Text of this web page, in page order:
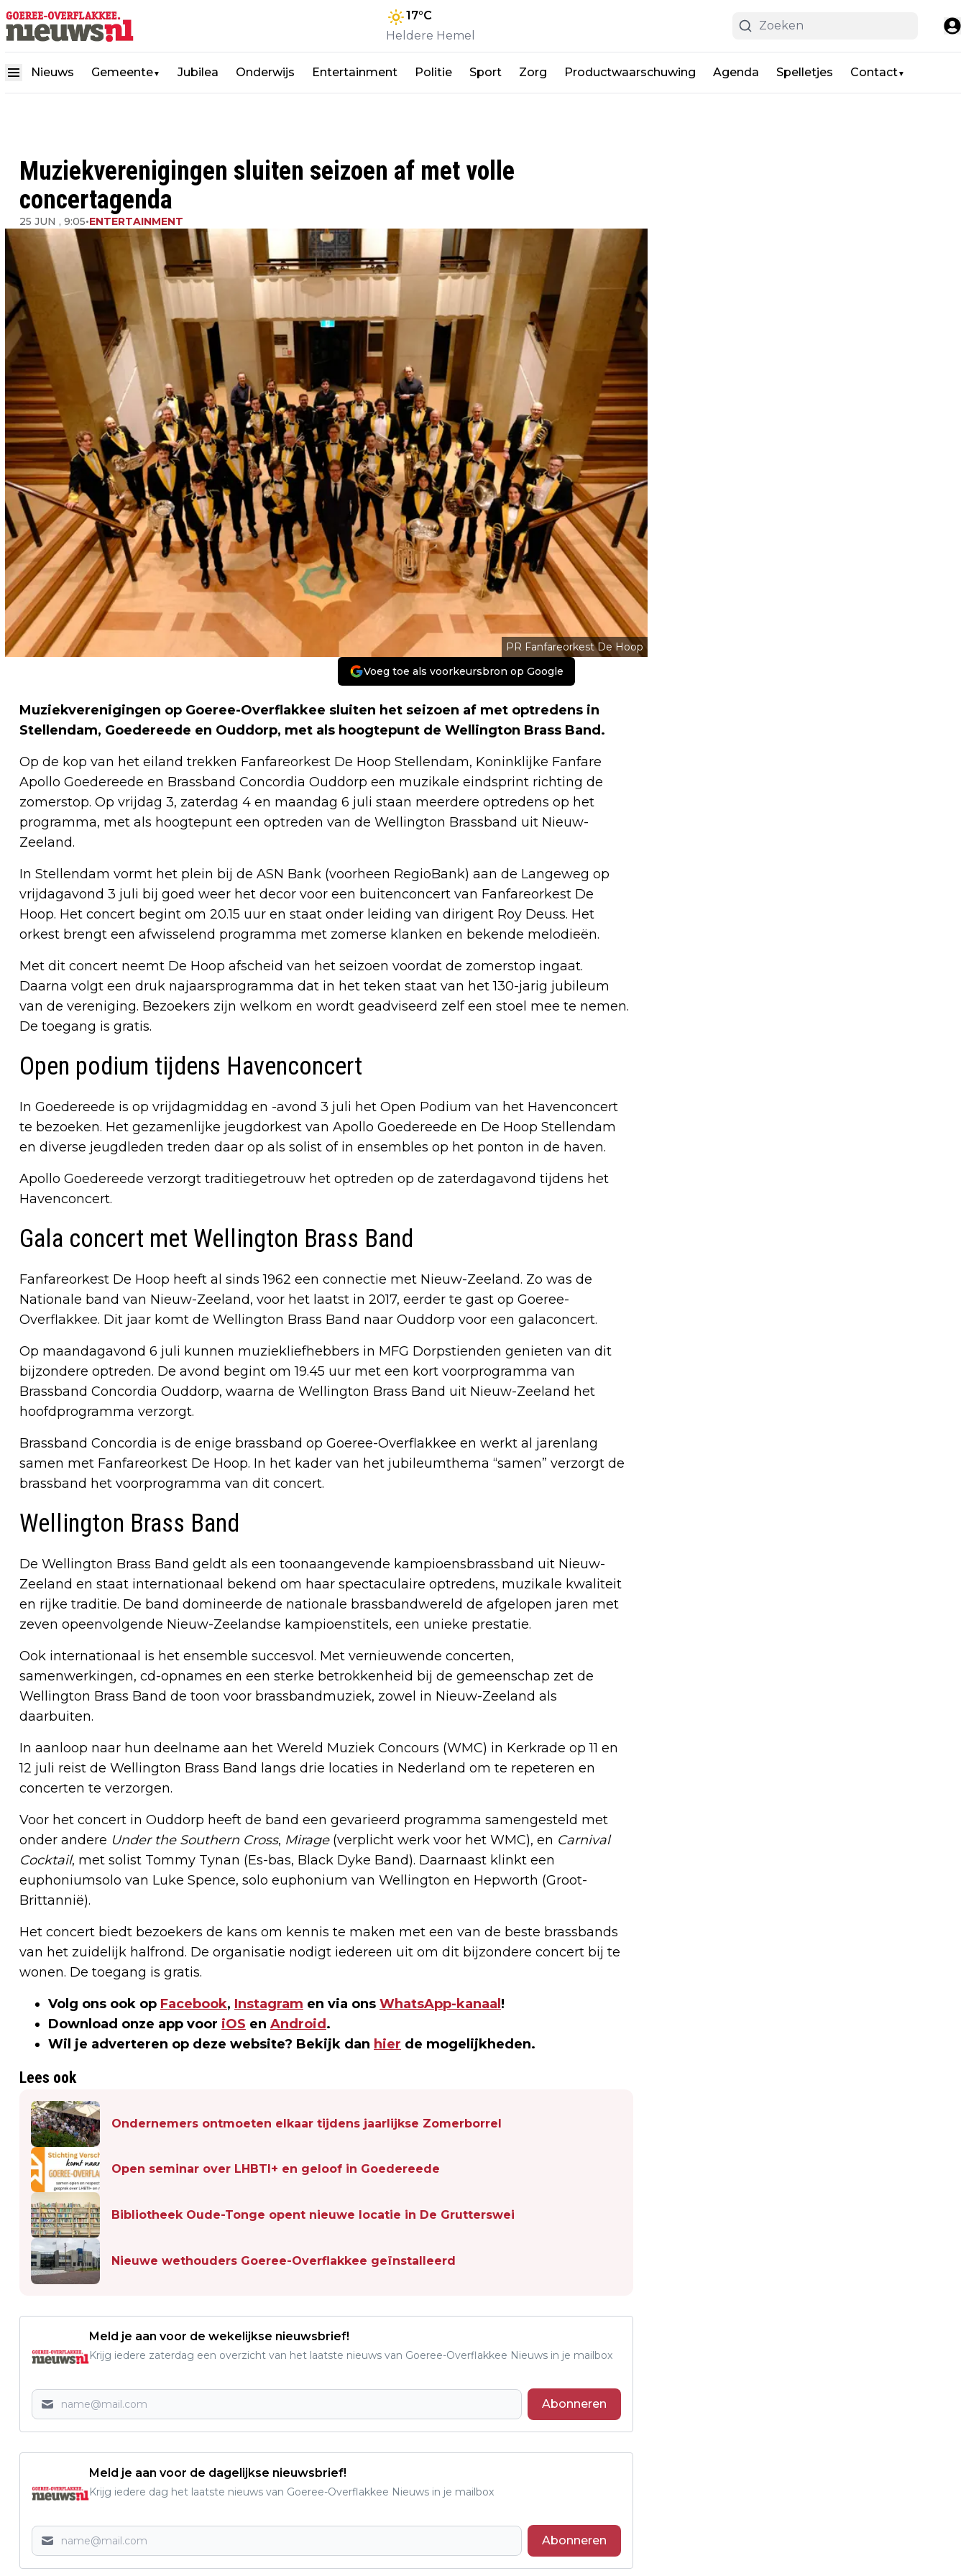
17°C
Heldere Hemel
Nieuws Gemeente▼ Jubilea Onderwijs Entertainment Politie Sport Zorg Productwaarschuwing Agenda Spelletjes Contact▼
Muziekverenigingen sluiten seizoen af met volle
concertagenda
25 JUN , 9:05•ENTERTAINMENT
PR Fanfareorkest De Hoop
Voeg toe als voorkeursbron op Google
Muziekverenigingen op Goeree-Overflakkee sluiten het seizoen af met optredens in
Stellendam, Goedereede en Ouddorp, met als hoogtepunt de Wellington Brass Band.
Op de kop van het eiland trekken Fanfareorkest De Hoop Stellendam, Koninklijke Fanfare
Apollo Goedereede en Brassband Concordia Ouddorp een muzikale eindsprint richting de
zomerstop. Op vrijdag 3, zaterdag 4 en maandag 6 juli staan meerdere optredens op het
programma, met als hoogtepunt een optreden van de Wellington Brassband uit Nieuw-
Zeeland.
In Stellendam vormt het plein bij de ASN Bank (voorheen RegioBank) aan de Langeweg op
vrijdagavond 3 juli bij goed weer het decor voor een buitenconcert van Fanfareorkest De
Hoop. Het concert begint om 20.15 uur en staat onder leiding van dirigent Roy Deuss. Het
orkest brengt een afwisselend programma met zomerse klanken en bekende melodieën.
Met dit concert neemt De Hoop afscheid van het seizoen voordat de zomerstop ingaat.
Daarna volgt een druk najaarsprogramma dat in het teken staat van het 130-jarig jubileum
van de vereniging. Bezoekers zijn welkom en wordt geadviseerd zelf een stoel mee te nemen.
De toegang is gratis.
Open podium tijdens Havenconcert
In Goedereede is op vrijdagmiddag en -avond 3 juli het Open Podium van het Havenconcert
te bezoeken. Het gezamenlijke jeugdorkest van Apollo Goedereede en De Hoop Stellendam
en diverse jeugdleden treden daar op als solist of in ensembles op het ponton in de haven.
Apollo Goedereede verzorgt traditiegetrouw het optreden op de zaterdagavond tijdens het
Havenconcert.
Gala concert met Wellington Brass Band
Fanfareorkest De Hoop heeft al sinds 1962 een connectie met Nieuw-Zeeland. Zo was de
Nationale band van Nieuw-Zeeland, voor het laatst in 2017, eerder te gast op Goeree-
Overflakkee. Dit jaar komt de Wellington Brass Band naar Ouddorp voor een galaconcert.
Op maandagavond 6 juli kunnen muziekliefhebbers in MFG Dorpstienden genieten van dit
bijzondere optreden. De avond begint om 19.45 uur met een kort voorprogramma van
Brassband Concordia Ouddorp, waarna de Wellington Brass Band uit Nieuw-Zeeland het
hoofdprogramma verzorgt.
Brassband Concordia is de enige brassband op Goeree-Overflakkee en werkt al jarenlang
samen met Fanfareorkest De Hoop. In het kader van het jubileumthema “samen” verzorgt de
brassband het voorprogramma van dit concert.
Wellington Brass Band
De Wellington Brass Band geldt als een toonaangevende kampioensbrassband uit Nieuw-
Zeeland en staat internationaal bekend om haar spectaculaire optredens, muzikale kwaliteit
en rijke traditie. De band domineerde de nationale brassbandwereld de afgelopen jaren met
zeven opeenvolgende Nieuw-Zeelandse kampioenstitels, een unieke prestatie.
Ook internationaal is het ensemble succesvol. Met vernieuwende concerten,
samenwerkingen, cd-opnames en een sterke betrokkenheid bij de gemeenschap zet de
Wellington Brass Band de toon voor brassbandmuziek, zowel in Nieuw-Zeeland als
daarbuiten.
In aanloop naar hun deelname aan het Wereld Muziek Concours (WMC) in Kerkrade op 11 en
12 juli reist de Wellington Brass Band langs drie locaties in Nederland om te repeteren en
concerten te verzorgen.
Voor het concert in Ouddorp heeft de band een gevarieerd programma samengesteld met
onder andere Under the Southern Cross, Mirage(verplicht werk voor het WMC), en Carnival
Cocktail, met solist Tommy Tynan (Es-bas, Black Dyke Band). Daarnaast klinkt een
euphoniumsolo van Luke Spence, solo euphonium van Wellington en Hepworth (Groot-
Brittannië).
Het concert biedt bezoekers de kans om kennis te maken met een van de beste brassbands
van het zuidelijk halfrond. De organisatie nodigt iedereen uit om dit bijzondere concert bij te
wonen. De toegang is gratis.
Volg ons ook op Facebook, Instagram en via ons WhatsApp-kanaal !
Download onze app voor iOS en Android .
Wil je adverteren op deze website? Bekijk dan hier de mogelijkheden.
Lees ook
Ondernemers ontmoeten elkaar tijdens jaarlijkse Zomerborrel
Open seminar over LHBTI+ en geloof in Goedereede
Bibliotheek Oude-Tonge opent nieuwe locatie in De Grutterswei
Nieuwe wethouders Goeree-Overflakkee geïnstalleerd
Meld je aan voor de wekelijkse nieuwsbrief!
Krijg iedere zaterdag een overzicht van het laatste nieuws van Goeree-Overflakkee Nieuws in je mailbox
Abonneren
Meld je aan voor de dagelijkse nieuwsbrief!
Krijg iedere dag het laatste nieuws van Goeree-Overflakkee Nieuws in je mailbox
Abonneren